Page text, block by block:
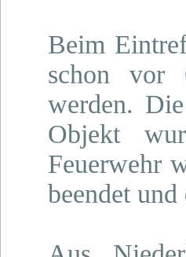
Beim
schon vor
werden.
Objekt
Feuerwehr
beendet